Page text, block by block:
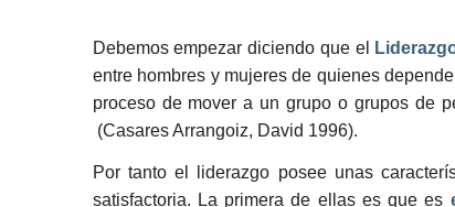
Debemos empezar diciendo que el
entre hombres y mujeres de quienes
proceso de mover a un grupo o grupos de
(Casares Arrangoiz, David 1996).
Por tanto el liderazgo posee unas
satisfactoria. La primera de ellas es que es